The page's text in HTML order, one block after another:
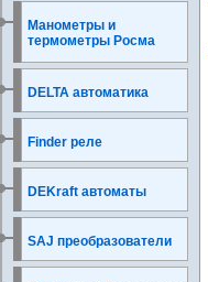
Манометры и
термометры Росма
DELTA автоматика
Finder реле
DEKraft автоматы
SAJ преобразователи